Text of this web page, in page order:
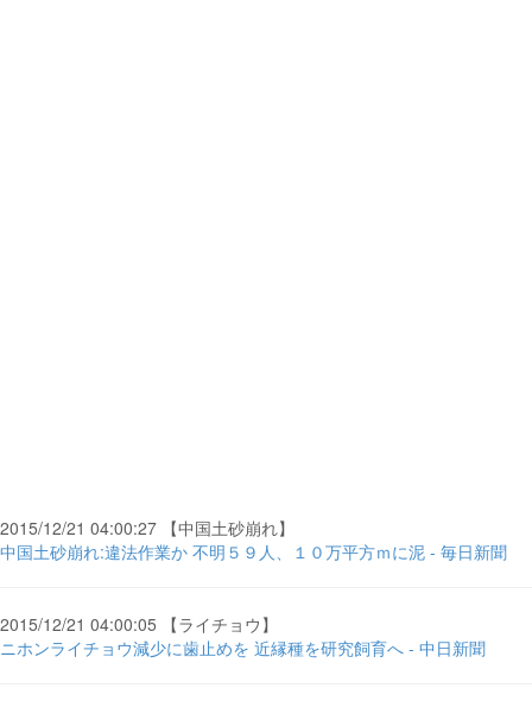
2015/12/21 04:00:27 【中国土砂崩れ】
中国土砂崩れ:違法作業か 不明５９人、１０万平方ｍに泥 - 毎日新聞
2015/12/21 04:00:05 【ライチョウ】
ニホンライチョウ減少に歯止めを 近縁種を研究飼育へ - 中日新聞